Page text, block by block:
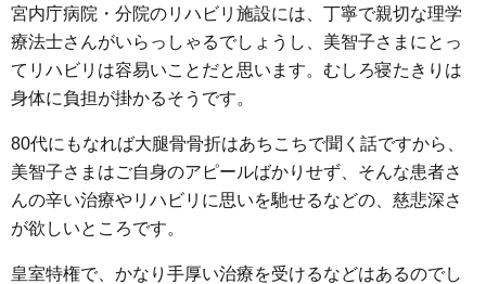
宮内庁病院・分院のリハビリ施設には、丁寧で親切な理学
療法士さんがいらっしゃるでしょうし、美智子さまにとっ
てリハビリは容易いことだと思います。むしろ寝たきりは
身体に負担が掛かるそうです。
80代にもなれば大腿骨骨折はあちこちで聞く話ですから、
美智子さまはご自身のアピールばかりせず、そんな患者さ
んの辛い治療やリハビリに思いを馳せるなどの、慈悲深さ
が欲しいところです。
皇室特権で、かなり手厚い治療を受けるなどはあるのでし